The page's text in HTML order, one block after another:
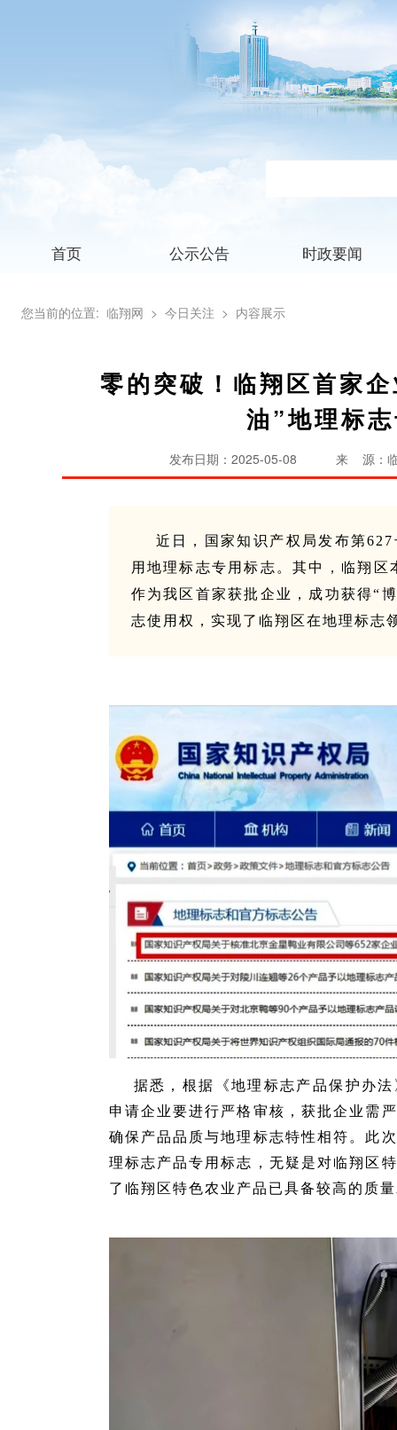
首页 公示公告 时政要闻
您当前的位置: 临翔网 > 今日关注 > 内容展示
零的突破！临翔区首家
油”地理标
发布日期：2025-05-08 来 源：
近日，国家知识产权局发布第
用地理标志专用标志。其中，临翔
作为我区首家获批企业，成功获得“
志使用权，实现了临翔区在地理标志
据悉，根据《地理标志产品保护办
申请企业要进行严格审核，获批企业需
确保产品品质与地理标志特性相符。此
理标志产品专用标志，无疑是对临翔区
了临翔区特色农业产品已具备较高的质